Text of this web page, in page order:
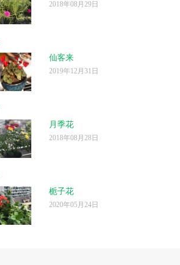
2018年08月29日
仙客来
2019年12月31日
月季花
2018年08月28日
栀子花
2020年05月24日